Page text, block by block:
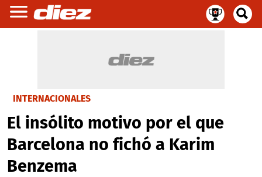
INTERNACIONALES
El insólito motivo por el que
Barcelona no fichó a Karim
Benzema